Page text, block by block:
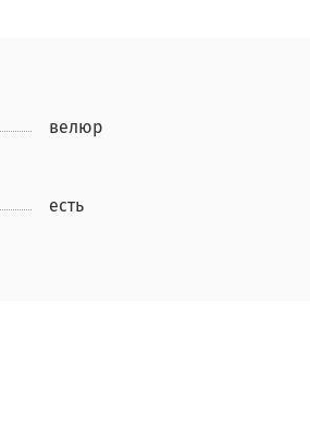
велюр
есть